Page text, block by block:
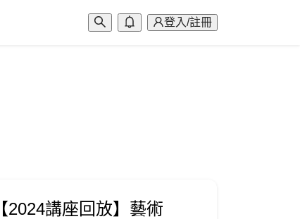
登入/註冊
【2024講座回放】藝術